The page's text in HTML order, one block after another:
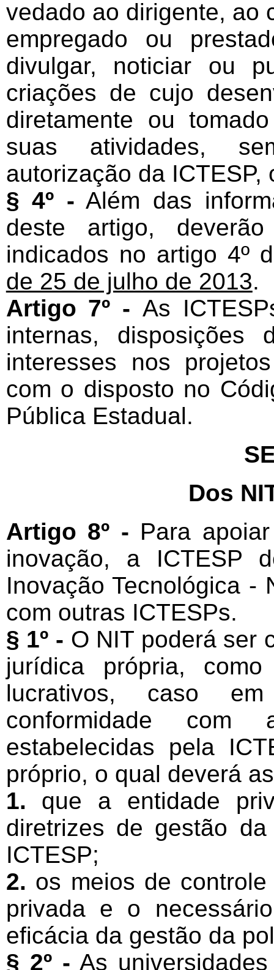
vedado ao dirigente, ao
empregado ou
divulgar, noticiar ou
criações de cujo
diretamente ou
suas atividades,
autorização da ICTESP,
§ 4º - Além das
deste artigo,
indicados no artigo 4º
de 25 de julho de 2013.
Artigo 7º - As
internas,
interesses nos
com o disposto no
Pública Estadual.
Dos
Artigo 8º - Para
inovação, a ICTESP
Inovação Tecnológica -
com outras ICTESPs.
§ 1º - O NIT poderá ser
jurídica própria,
lucrativos, caso
conformidade
estabelecidas pela
próprio, o qual deverá
1. que a entidade
diretrizes de gestão
ICTESP;
2. os meios de
privada e o
eficácia da gestão da
§ 2º - As